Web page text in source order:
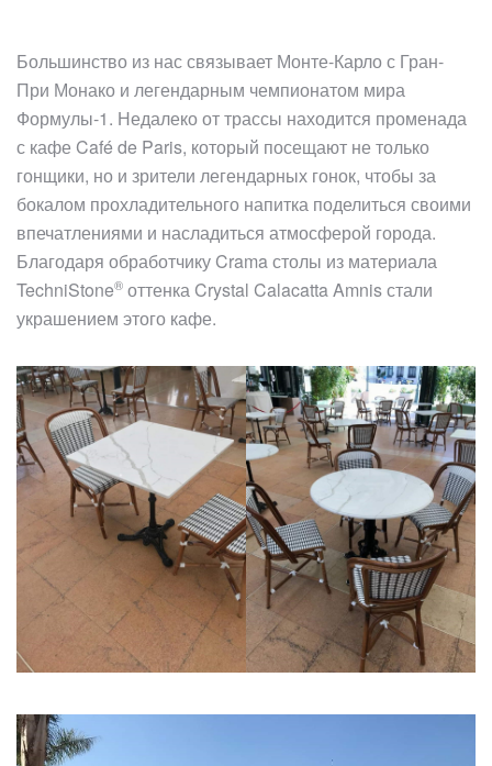
Большинство из нас связывает Монте-Карло с Гран-
При Монако и легендарным чемпионатом мира
Формулы-1. Недалеко от трассы находится променада
с кафе Café de Paris, который посещают не только
гонщики, но и зрители легендарных гонок, чтобы за
бокалом прохладительного напитка поделиться своими
впечатлениями и насладиться атмосферой города.
Благодаря обработчику Crama столы из материала
TechniStone® оттенка Crystal Calacatta Amnis стали
украшением этого кафе.